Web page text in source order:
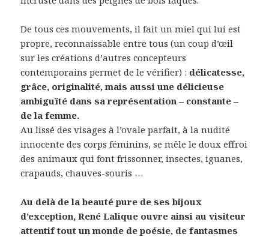
De tous ces mouvements, il fait un miel qui lui est
propre, reconnaissable entre tous (un coup d’œil
sur les créations d’autres concepteurs
contemporains permet de le vérifier) : délicatesse,
grâce, originalité, mais aussi une délicieuse
ambiguïté dans sa représentation – constante –
de la femme.
Au lissé des visages à l’ovale parfait, à la nudité
innocente des corps féminins, se mêle le doux effroi
des animaux qui font frissonner, insectes, iguanes,
crapauds, chauves-souris …
Au delà de la beauté pure de ses bijoux
d’exception, René Lalique ouvre ainsi au visiteur
attentif tout un monde de poésie, de fantasmes